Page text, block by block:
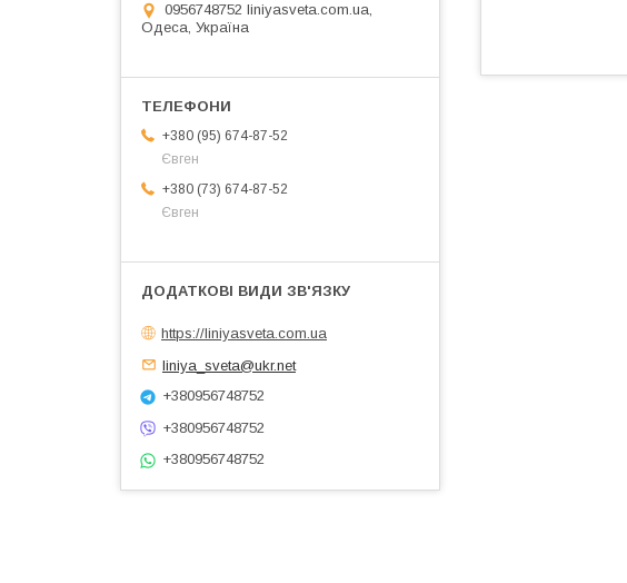
0956748752 liniyasveta.com.ua,
Одеса, Україна
+380 (95) 674-87-52
Євген
+380 (73) 674-87-52
Євген
https://liniyasveta.com.ua
liniya_sveta@ukr.net
+380956748752
+380956748752
+380956748752